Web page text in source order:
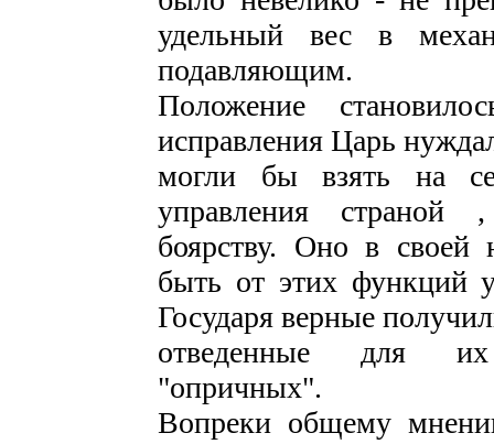
удельный вес в
подавляющим.
Положение
исправления Царь
могли бы взять на
управления страной
боярству. Оно в своей
быть от этих функций
Государя верные
отведенные для их
"опричных".
Вопреки общему